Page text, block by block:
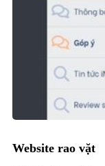
Website rao vặt